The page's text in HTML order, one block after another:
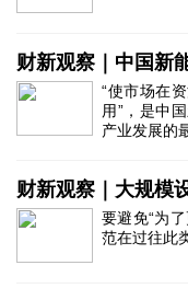
财新观察｜中国新
“使市场在
用”，是中
产业发展的
财新观察｜大规模
要避免“为
范在过往此